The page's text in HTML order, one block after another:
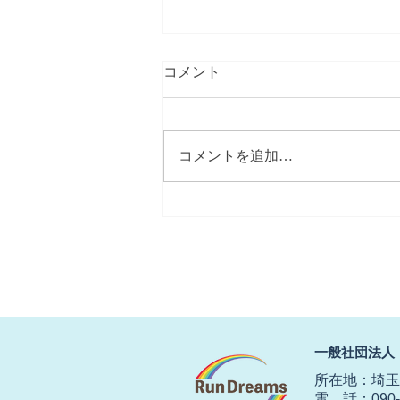
コメント
コメントを追加…
​一般社団法人
所在地：埼